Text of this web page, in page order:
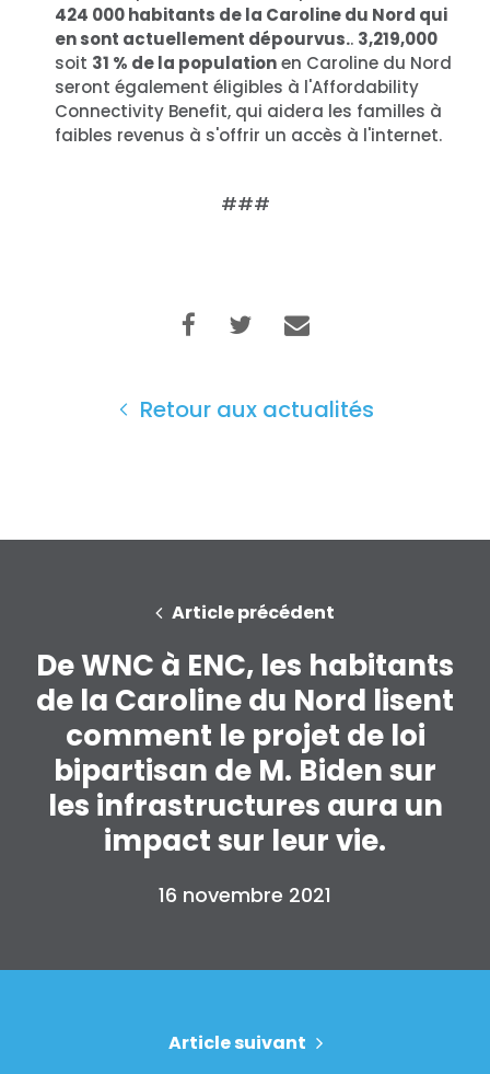
Shop
Faire un don
424 000 habitants de la Caroline du Nord qui
en sont actuellement dépourvus.. 3,219,000
soit 31 % de la populationen Caroline du Nord
seront également éligibles à l'Affordability
Connectivity Benefit, qui aidera les familles à
faibles revenus à s'offrir un accès à l'internet.
###
Retour aux actualités
Article précédent
De WNC à ENC, les habitants
de la Caroline du Nord lisent
comment le projet de loi
bipartisan de M. Biden sur
les infrastructures aura un
impact sur leur vie.
16 novembre 2021
Article suivant